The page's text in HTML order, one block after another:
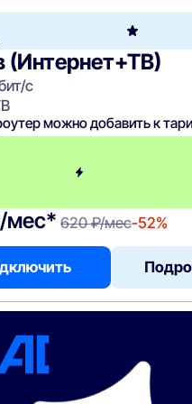
(Интернет+ТВ)
с
можно добавить к
мес* 620 ₽/мес-52%